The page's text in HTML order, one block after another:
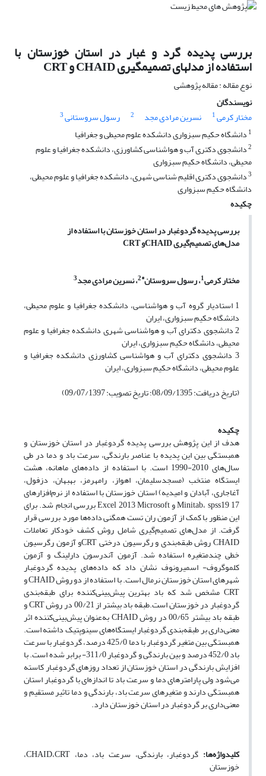
بررسی پدیده گرد و غبار در استان خوزستان با
استفاده از مدلهای تصمیمگیری CHAID و CRT
نوع مقاله : مقاله پژوهشی
نویسندگان
مختار کرمی1 نسرین مرادی مجد 2 رسول سروستانی3
1 دانشگاه حکیم سبزواری دانشکده علوم محیطی و جغرافیا
2دانشجوی دکتری آب و هواشناسی کشاورزی، دانشکده جغرافیا و علوم
محیطی، دانشگاه حکیم سبزواری
3دانشجوی دکتری اقلیم شناسی شهری، دانشکده جغرافیا و علوم محیطی،
دانشگاه حکیم سبزواری
چکیده
بررسی پدیده گردوغبار در استان خوزستان با استفاده از
مدل‌های تصمیم‌گیریCHAIDوCRT
مختار کرمی1، رسول سروستان*2 ، نسرین مرادی مجد3
1 استادیار گروه آب و هواشناسی، دانشکده جغرافیا و علوم محیطی،
دانشگاه حکیم سبزواری، ایران
2 دانشجوی دکترای آب و هواشناسی شهری دانشکده جغرافیا و علوم
محیطی، دانشگاه حکیم سبزواری، ایران
3 دانشجوی دکترای آب و هواشناسی کشاورزی دانشکده جغرافیا و
علوم محیطی، دانشگاه حکیم سبزواری، ایران
(تاریخ دریافت: 08/09/1395؛ تاریخ تصویب: 09/07/1397)
چکیده
هدف از این پژوهش بررسی پدیده گردوغبار در استان خوزستان و
همبستگی بین این پدیده با عناصر بارندگی، سرعت باد و دما در طی
سال‌های 2010-1990 است. با استفاده از داده‌های ماهانه، هشت
ایستگاه منتخب (مسجدسلیمان، اهواز، رامهرمز، بهبهان، دزفول،
آغاجاری، آبادان و امیدیه) استان خوزستان با استفاده از نرم‌افزارهای
17 Minitab، spss19 و Excel 2013 Microsoft بررسی انجام شد. برای
این منظور با کمک از آزمون ران تست همگنی داده‌ها مورد بررسی قرار
گرفت. از مدل‌های تصمیم‌گیری شامل روش کشف خودکار تعاملات
CHAID روش طبقه‌بندی و رگرسیون درختی CRTو آزمون رگرسیون
خطی چندمتغیره استفاده شد. آزمون آندرسون دارلینگ و آزمون
کلموگروف- اسمیرونوف نشان داد که داده‌های پدیده گردوغبار
شهرهای استان خوزستان نرمال است. با استفاده از دو روش CHAID و
CRT مشخص شد که باد بهترین پیش‌بینی‌کننده برای طبقه‌بندی
گردوغبار در خوزستان است.طبقه باد بیشتر از 00/21 در روش CRT و
طبقه باد بیشتر 00/65 در روش CHAID به‌عنوان پیش‌بینی‌کننده اثر
معنی‌داری بر طبقه‌بندی گردوغبار ایستگاه‌های سینوپتیک داشته است.
همبستگی بین متغیر گردوغبار با دما 425/0 درصد، گردوغبار با سرعت
باد 452/0 درصد و بین بارندگی و گردوغبار 311/0- برابر شده است. با
افزایش بارندگی در استان خوزستان از تعداد روزهای گردوغبار کاسته
می‌شود ولی پارامترهای دما و سرعت باد تا اندازه‌ای با گردوغبار استان
همبستگی دارند و متغیرهای سرعت باد، بارندگی و دما تاثیر مستقیم و
معنی‌داری بر گردوغبار در استان خوزستان دارد.
کلیدواژه‌ها: گردوغبار، بارندگی، سرعت باد، دما، CHAID،CRT،
خوزستان